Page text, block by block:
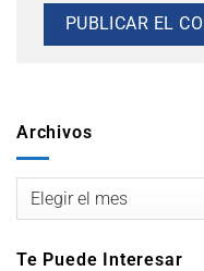
Archivos
Te Puede Interesar